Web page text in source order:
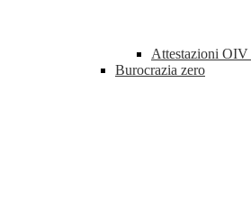
Attestazioni OIV
Burocrazia zero